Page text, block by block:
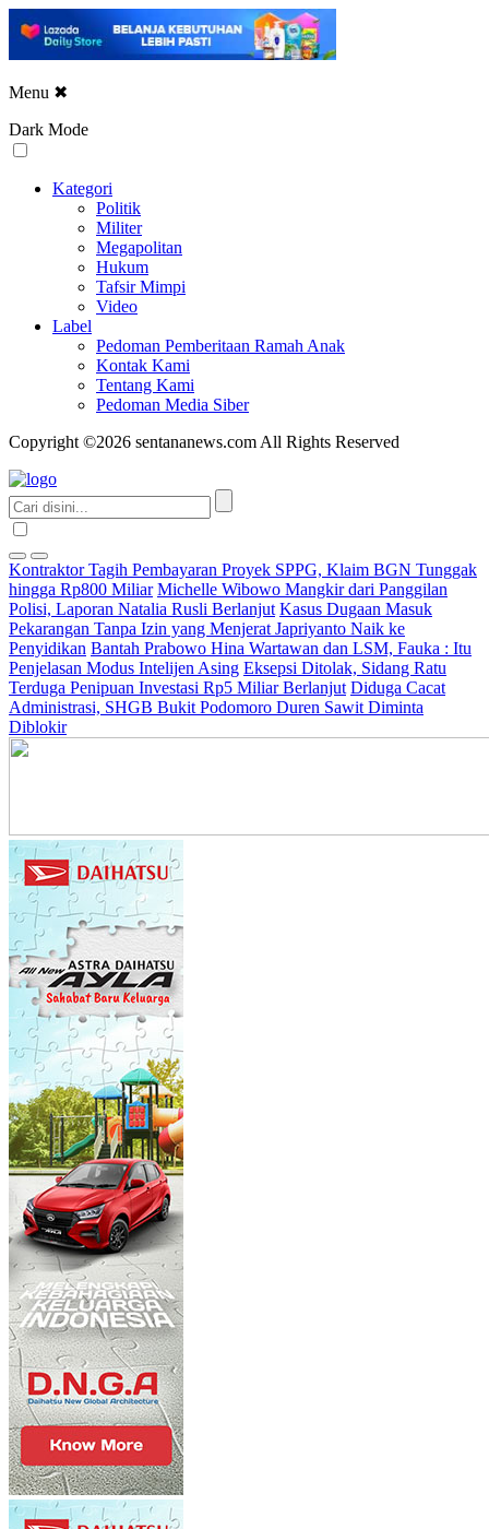
Menu ✖
Dark Mode
Kategori
Politik
Militer
Megapolitan
Hukum
Tafsir Mimpi
Video
Label
Pedoman Pemberitaan Ramah Anak
Kontak Kami
Tentang Kami
Pedoman Media Siber
Copyright ©2026 sentananews.com All Rights Reserved
Kontraktor Tagih Pembayaran Proyek SPPG, Klaim BGN Tunggak
hingga Rp800 Miliar Michelle Wibowo Mangkir dari Panggilan
Polisi, Laporan Natalia Rusli Berlanjut Kasus Dugaan Masuk
Pekarangan Tanpa Izin yang Menjerat Japriyanto Naik ke
Penyidikan Bantah Prabowo Hina Wartawan dan LSM, Fauka : Itu
Penjelasan Modus Intelijen Asing Eksepsi Ditolak, Sidang Ratu
Terduga Penipuan Investasi Rp5 Miliar Berlanjut Diduga Cacat
Administrasi, SHGB Bukit Podomoro Duren Sawit Diminta
Diblokir